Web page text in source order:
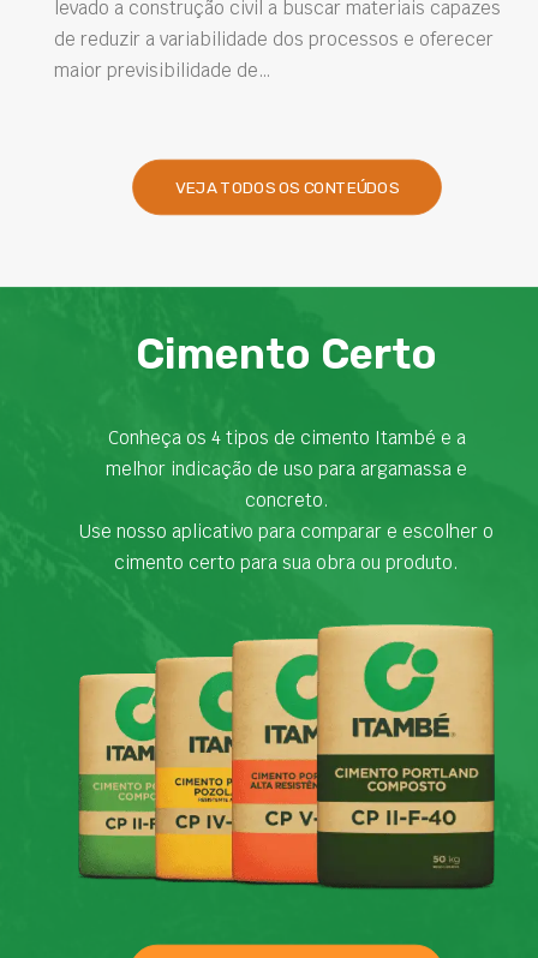
capazes
oferecer
VEJA TODOS OS CONTEÚDOS
Cimento Certo
Conheça os 4 tipos de cimento Itambé e a
melhor indicação de uso para argamassa e
concreto.
Use nosso aplicativo para comparar e escolher o
cimento certo para sua obra ou produto.